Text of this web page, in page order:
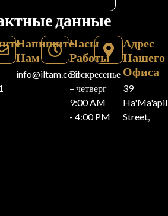
данные
Напишите
Нам
info@iltam.co.il
Часы
Работы
Воскресенье
– четверг
9:00 AM
- 4:00 PM
Адрес
Нашего
Офиса
39
Street,